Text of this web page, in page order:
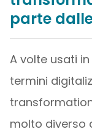
parte
A volte usati
termini
molto diverso